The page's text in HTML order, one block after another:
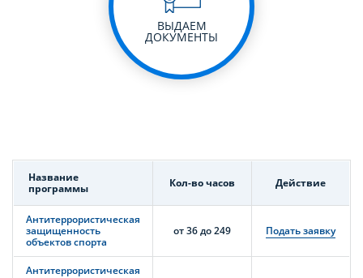
ВЫДАЕМ
ДОКУМЕНТЫ
Название
программы
Кол-во часов Действие
Антитеррористическая
защищенность
объектов спорта
от 36 до 249 Подать заявку
Антитеррористическая